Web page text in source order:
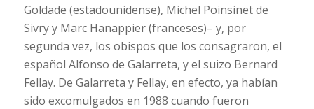
Goldade (estadounidense), Michel Poinsinet de
Sivry y Marc Hanappier (franceses)– y, por
segunda vez, los obispos que los consagraron, el
español Alfonso de Galarreta, y el suizo Bernard
Fellay. De Galarreta y Fellay, en efecto, ya habían
sido excomulgados en 1988 cuando fueron